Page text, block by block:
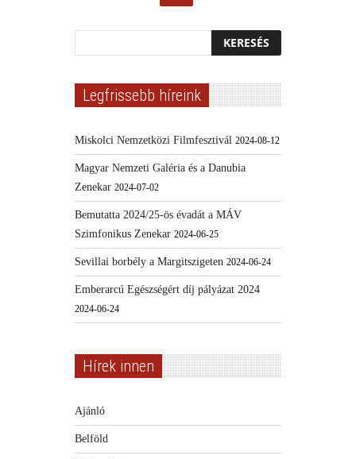
Legfrissebb híreink
Miskolci Nemzetközi Filmfesztivál 2024-08-12
Magyar Nemzeti Galéria és a Danubia
Zenekar 2024-07-02
Bemutatta 2024/25-ös évadát a MÁV
Szimfonikus Zenekar 2024-06-25
Sevillai borbély a Margitszigeten 2024-06-24
Emberarcú Egészségért díj pályázat 2024
2024-06-24
Hírek innen
Ajánló
Belföld